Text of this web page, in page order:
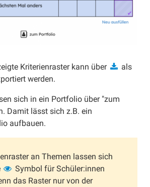
Kriterienraster kann über
als
werden.
sich in ein Portfolio über "zum
Damit lässt sich z.B. ein
aufbauen.
an Themen lassen sich
Symbol für Schüler:innen
das Raster nur von der